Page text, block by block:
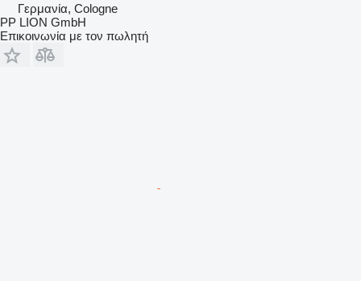
Γερμανία, Cologne
PP LION GmbH
Επικοινωνία με τον πωλητή